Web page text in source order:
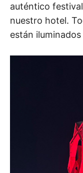
auténtico
nuestro hotel.
están